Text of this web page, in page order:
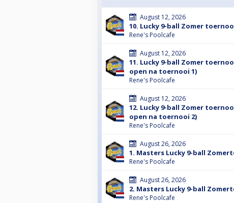
August 12, 2026
10. Lucky 9-ball Zomer
Rene's Poolcafe
August 12, 2026
11. Lucky 9-ball Zomer
open na toernooi 1)
Rene's Poolcafe
August 12, 2026
12. Lucky 9-ball Zomer
open na toernooi 2)
Rene's Poolcafe
August 26, 2026
1. Masters Lucky 9-ball
Rene's Poolcafe
August 26, 2026
2. Masters Lucky 9-ball
Rene's Poolcafe